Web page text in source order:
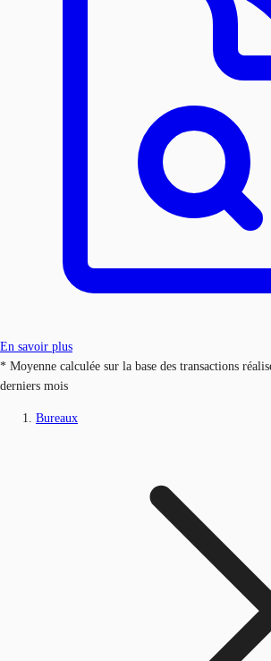
En savoir plus
* Moyenne calculée sur la base des transactions
derniers mois
Bureaux